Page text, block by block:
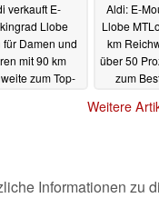
verkauft E-
Llobe
für Damen und
mit 90 km
zum Top-
Aldi: E-
Llobe
km
über 50
zum
Weitere
Informationen zu